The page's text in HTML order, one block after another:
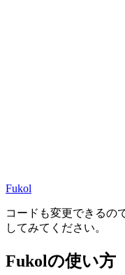
Fukol
コードも変更できるの
してみてください。
Fukolの使い方